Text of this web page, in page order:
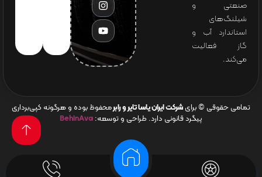
صنعتی و
شیلنگ‌های
استاندارد آب و
گاز فعالیت
می‌کند.
تمامی حقوقی © برای شرکت ایران یاسا تایر و رابرمحفوظ بوده و هرگونه کپی‌برداری
پیگرد قانونی دارد. طراحی و توسعه: BehinAva